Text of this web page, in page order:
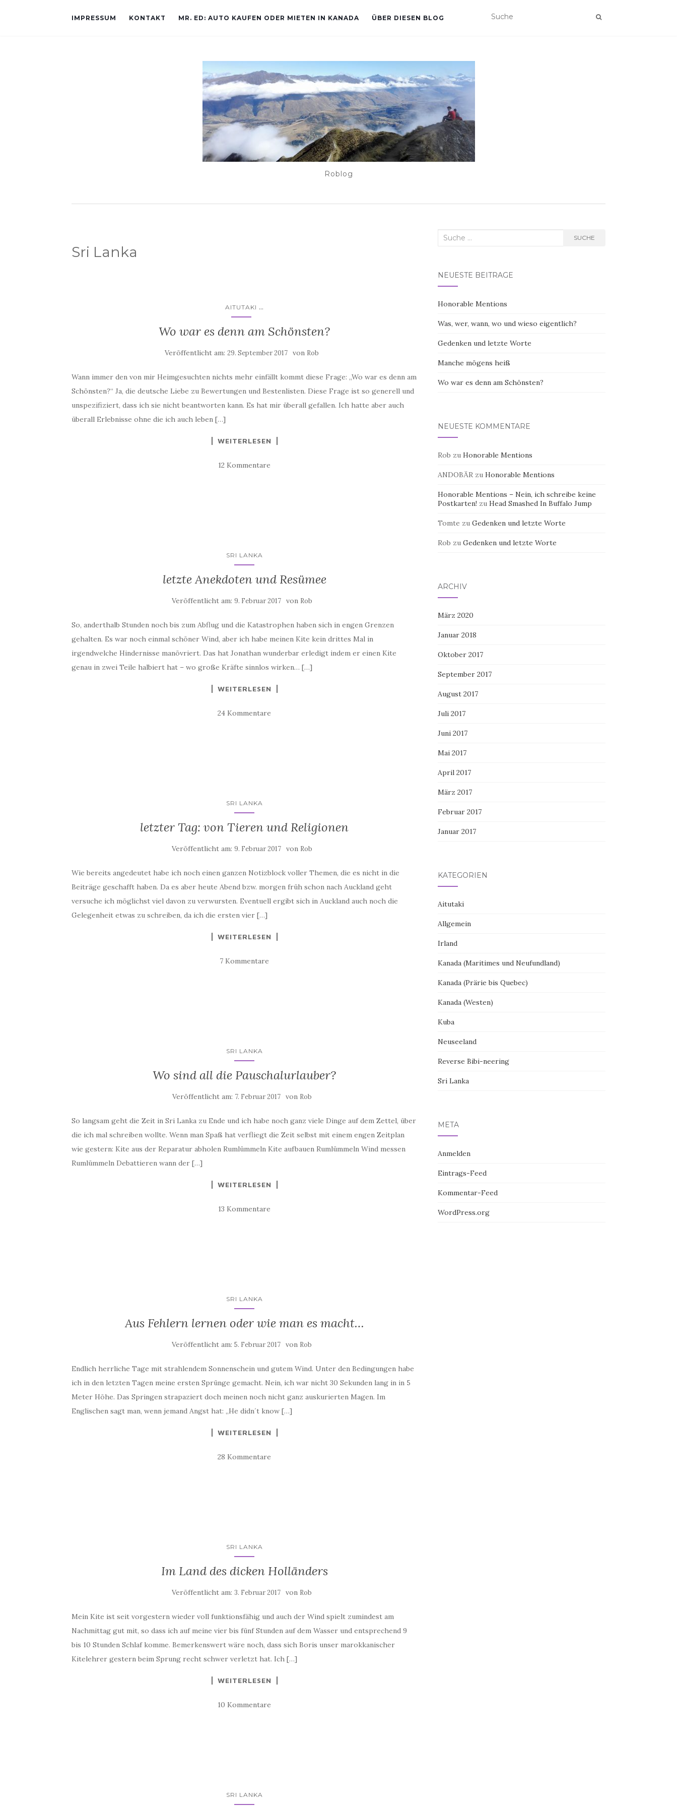
IMPRESSUM KONTAKT MR. ED: AUTO KAUFEN ODER MIETEN IN KANADA ÜBER DIESEN BLOG
Roblog
Sri Lanka
AITUTAKI ...
Wo war es denn am Schönsten?
Veröffentlicht am:29. September 2017 von Rob
Wann immer den von mir Heimgesuchten nichts mehr einfällt kommt diese Frage: „Wo war es denn am
Schönsten?“ Ja, die deutsche Liebe zu Bewertungen und Bestenlisten. Diese Frage ist so generell und
unspezifiziert, dass ich sie nicht beantworten kann. Es hat mir überall gefallen. Ich hatte aber auch
überall Erlebnisse ohne die ich auch leben […]
WEITERLESEN
12 Kommentare
SRI LANKA
letzte Anekdoten und Resümee
Veröffentlicht am: 9. Februar 2017 von Rob
So, anderthalb Stunden noch bis zum Abflug und die Katastrophen haben sich in engen Grenzen
gehalten. Es war noch einmal schöner Wind, aber ich habe meinen Kite kein drittes Mal in
irgendwelche Hindernisse manövriert. Das hat Jonathan wunderbar erledigt indem er einen Kite
genau in zwei Teile halbiert hat – wo große Kräfte sinnlos wirken… […]
WEITERLESEN
24 Kommentare
SRI LANKA
letzter Tag: von Tieren und Religionen
Veröffentlicht am: 9. Februar 2017 von Rob
Wie bereits angedeutet habe ich noch einen ganzen Notizblock voller Themen, die es nicht in die
Beiträge geschafft haben. Da es aber heute Abend bzw. morgen früh schon nach Auckland geht
versuche ich möglichst viel davon zu verwursten. Eventuell ergibt sich in Auckland auch noch die
Gelegenheit etwas zu schreiben, da ich die ersten vier […]
WEITERLESEN
7 Kommentare
SRI LANKA
Wo sind all die Pauschalurlauber?
Veröffentlicht am: 7. Februar 2017 von Rob
So langsam geht die Zeit in Sri Lanka zu Ende und ich habe noch ganz viele Dinge auf dem Zettel, über
die ich mal schreiben wollte. Wenn man Spaß hat verfliegt die Zeit selbst mit einem engen Zeitplan
wie gestern: Kite aus der Reparatur abholen Rumlümmeln Kite aufbauen Rumlümmeln Wind messen
Rumlümmeln Debattieren wann der […]
WEITERLESEN
13 Kommentare
SRI LANKA
Aus Fehlern lernen oder wie man es macht…
Veröffentlicht am:5. Februar 2017 von Rob
Endlich herrliche Tage mit strahlendem Sonnenschein und gutem Wind. Unter den Bedingungen habe
ich in den letzten Tagen meine ersten Sprünge gemacht. Nein, ich war nicht 30 Sekunden lang in in 5
Meter Höhe. Das Springen strapaziert doch meinen noch nicht ganz auskurierten Magen. Im
Englischen sagt man, wenn jemand Angst hat: „He didn´t know […]
WEITERLESEN
28 Kommentare
SRI LANKA
Im Land des dicken Holländers
Veröffentlicht am: 3. Februar 2017 von Rob
Mein Kite ist seit vorgestern wieder voll funktionsfähig und auch der Wind spielt zumindest am
Nachmittag gut mit, so dass ich auf meine vier bis fünf Stunden auf dem Wasser und entsprechend 9
bis 10 Stunden Schlaf komme. Bemerkenswert wäre noch, dass sich Boris unser marokkanischer
Kitelehrer gestern beim Sprung recht schwer verletzt hat. Ich […]
WEITERLESEN
10 Kommentare
SRI LANKA
Suche
SUCHE
NEUESTE BEITRÄGE
Honorable Mentions
Was, wer, wann, wo und wieso eigentlich?
Gedenken und letzte Worte
Manche mögens heiß
Wo war es denn am Schönsten?
NEUESTE KOMMENTARE
Rob zu Honorable Mentions
ANDOBÄRzu Honorable Mentions
Honorable Mentions – Nein, ich schreibe keine
Postkarten!zu Head Smashed In Buffalo Jump
Tomte zu Gedenken und letzte Worte
Rob zu Gedenken und letzte Worte
ARCHIV
März 2020
Januar 2018
Oktober 2017
September 2017
August 2017
Juli 2017
Juni 2017
Mai 2017
April 2017
März 2017
Februar 2017
Januar 2017
KATEGORIEN
Aitutaki
Allgemein
Irland
Kanada (Maritimes und Neufundland)
Kanada (Prärie bis Quebec)
Kanada (Westen)
Kuba
Neuseeland
Reverse Bibi-neering
Sri Lanka
META
Anmelden
Eintrags-Feed
Kommentar-Feed
WordPress.org